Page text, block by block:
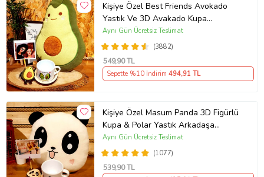
Kişiye Özel Best Friends Avokado
Yastık Ve 3D Avakado Kupa
Arkadaşa Hediye
(3882)
Aynı Gün Ücretsiz Teslimat
549,90 TL
Sepette %10 İndirim 494,91 TL
Kişiye Özel Masum Panda 3D Figürlü
Kupa & Polar Yastık Arkadaşa
Hediye
(1077)
Aynı Gün Ücretsiz Teslimat
539,90 TL